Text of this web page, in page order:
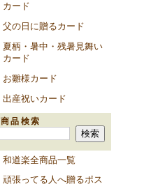
カード
父の日に贈るカード
夏柄・暑中・残暑見舞い
カード
お雛様カード
出産祝いカード
商品検索
和道楽全商品一覧
頑張ってる人へ贈るポス